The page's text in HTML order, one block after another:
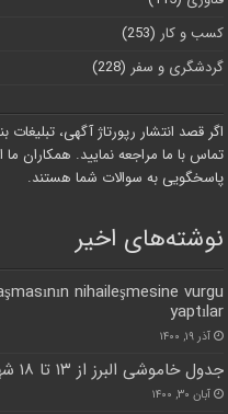
کسب و کار (253)
گردشگری و سفر (228)
اگر قصد انتشار رپورتاژ آگهی،
تماس با ما مراجعه نمایید. همکاران
پاسخگویی به سوالات شما هستند.
نوشته‌های اخیر
nihaileşmesine vurgu
yaptılar
آذر ۱۹, ۱۴۰۰
جدول خاموشی البرز از ۱۳ تا ۱۸ شهریورماه جاری اعلام شد
آبان ۳۰, ۱۴۰۰